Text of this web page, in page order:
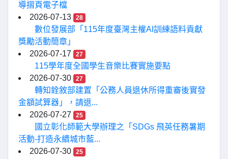
導摺頁電子檔
2026-07-13
28
數位發展部「115年度臺灣主權AI訓練語料貢獻
獎勵活動簡章」
2026-07-17
27
115學年度全國學生音樂比賽實施要點
2026-07-30
27
轉知銓敘部建置「公務人員退休所得重審後實發
金額試算器」，請退...
2026-07-27
25
國立彰化師範大學辦理之「SDGs 飛英任務暑期
活動-打造永續城市藍...
2026-07-30
25